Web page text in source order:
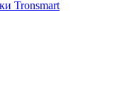
Tronsmart